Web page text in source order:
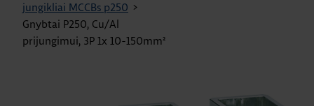
jungikliai MCCBs p250 >
Gnybtai P250, Cu/Al
prijungimui, 3P 1x 10-150mm²